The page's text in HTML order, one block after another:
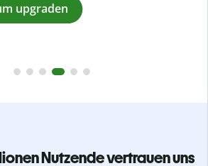
Premium upgraden
Nutzende vertrauen uns